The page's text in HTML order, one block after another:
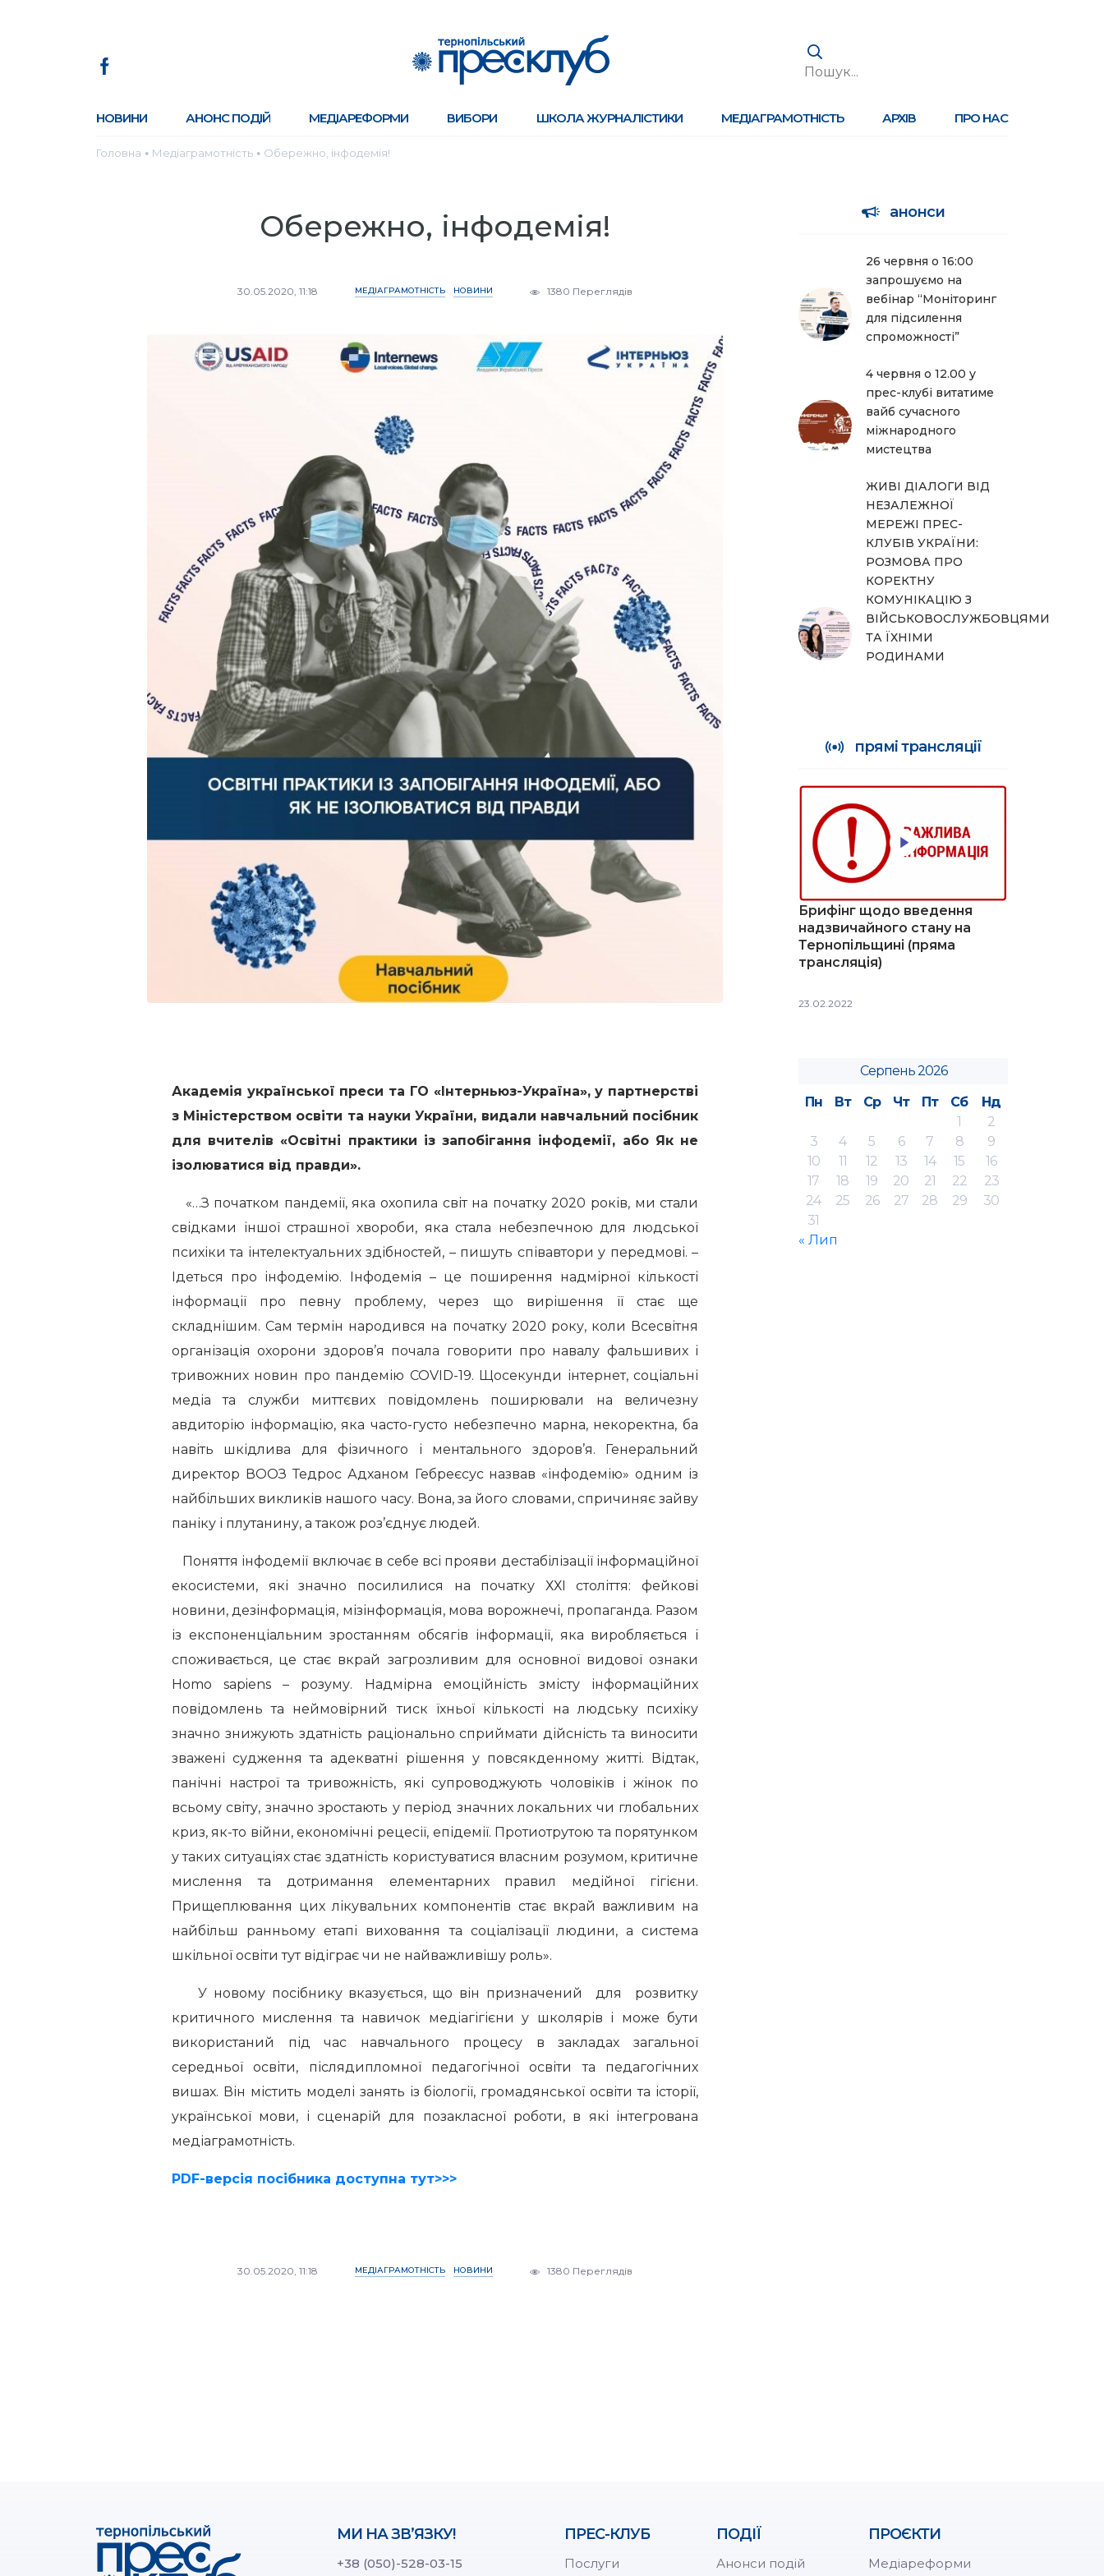
НОВИНИ АНОНС ПОДІЙ МЕДІАРЕФОРМИ ВИБОРИ ШКОЛА ЖУРНАЛІСТИКИ МЕДІАГРАМОТНІСТЬ АРХІВ ПРО НАС
Головна ● Медіаграмотність ● Обережно, інфодемія!
Обережно, інфодемія!
30.05.2020, 11:18 МЕДІАГРАМОТНІСТЬ НОВИНИ 1380 Переглядів
Академія української преси та ГО «Інтерньюз-Україна», у партнерстві
з Міністерством освіти та науки України, видали навчальний посібник
для вчителів «Освітні практики із запобігання інфодемії, або Як не
ізолюватися від правди».
«…З початком пандемії, яка охопила світ на початку 2020 років, ми стали
свідками іншої страшної хвороби, яка стала небезпечною для людської
психіки та інтелектуальних здібностей, – пишуть співавтори у передмові. –
Ідеться про інфодемію. Інфодемія – це поширення надмірної кількості
інформації про певну про­блему, через що вирішення її стає ще
складнішим. Сам термін народився на початку 2020 року, коли Всесвітня
організація охорони здоров’я почала говорити про навалу фальшивих і
тривожних новин про пандемію COVID-19. Щосекунди інтернет, соціальні
медіа та служби миттєвих пові­домлень поширювали на величезну
авдиторію інформацію, яка часто-густо небезпечно марна, некоректна, ба
навіть шкідлива для фізичного і ментального здоров’я. Генеральний
директор ВООЗ Тедрос Адханом Гебреєсус назвав «інфодемію» одним із
найбільших викликів нашого часу. Вона, за його словами, спричиняє зайву
паніку і плутанину, а також роз’єднує людей.
Поняття інфодемії включає в себе всі прояви дестабілізації інформаційної
екосистеми, які значно посилилися на початку ХХІ століття: фейкові
новини, дезінформація, мізінформація, мова ворож­нечі, пропаганда. Разом
із експоненціальним зростанням обсягів інформації, яка виробляється і
споживається, це стає вкрай загрозливим для основної видової ознаки
Homo sapiens – розуму. Надмірна емоційність змісту інформаційних
повідомлень та неймовірний тиск їхньої кількості на людську психіку
значно знижують здатність раціонально сприймати дійсність та виносити
зважені судження та адекватні рішення у повсякденному житті. Відтак,
панічні настрої та тривожність, які супроводжують чоловіків і жінок по
всьому світу, значно зростають у період значних локальних чи глобальних
криз, як-то війни, економічні рецесії, епідемії. Протиотрутою та порятунком
у таких ситуаціях стає здатність користуватися власним розумом, критичне
мислення та дотримання елементарних правил медійної гігієни.
Прищеплювання цих лікувальних компонентів стає вкрай важливим на
найбільш ранньому етапі виховання та соціалізації людини, а система
шкільної освіти тут відіграє чи не найважливішу роль».
У новому посібнику вказується, що він призначений для розвитку
критичного мислення та навичок медіагігієни у школярів і може бути
використаний під час навчального процесу в закладах загальної
середньої освіти, післядипломної педагогічної освіти та педагогічних
вишах. Він містить моделі занять із біології, громадянської освіти та історії,
української мови, і сценарій для позакласної роботи, в які інтегрована
медіаграмотність.
PDF-версія посібника доступна тут>>>
30.05.2020, 11:18 МЕДІАГРАМОТНІСТЬ НОВИНИ 1380 Переглядів
анонси
26 червня о 16:00
запрошуємо на
вебінар “Моніторинг
для підсилення
спроможності”
4 червня о 12.00 у
прес-клубі витатиме
вайб сучасного
міжнародного
мистецтва
ЖИВІ ДІАЛОГИ ВІД
НЕЗАЛЕЖНОЇ
МЕРЕЖІ ПРЕС-
КЛУБІВ УКРАЇНИ:
РОЗМОВА ПРО
КОРЕКТНУ
КОМУНІКАЦІЮ З
ВІЙСЬКОВОСЛУЖБОВЦЯМИ
ТА ЇХНІМИ
РОДИНАМИ
прямі трансляції
Брифінг щодо введення
надзвичайного стану на
Тернопільщині (пряма
трансляція)
23.02.2022
Серпень 2026
Пн
Вт Ср Чт Пт Сб
Нд
1
2
3
4 5 6 7 8
9
10
11 12 13 14 15
16
17
18 19 20 21 22
23
24
25 26 27 28 29
30
31
« Лип
МИ НА ЗВ’ЯЗКУ!
+38 (050)-528-03-15
ПРЕС-КЛУБ
Послуги
ПОДІЇ
Анонси подій
ПРОЄКТИ
Медіареформи